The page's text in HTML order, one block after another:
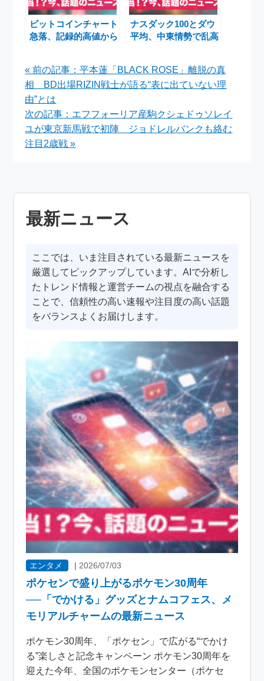
ビットコインチャート
急落、記録的高値から
ナスダック100とダウ
平均、中東情勢で乱高
« 前の記事：平本蓮「BLACK ROSE」離脱の真
相 BD出場RIZIN戦士が語る“表に出ていない理
由”とは
次の記事：エフフォーリア産駒クシェドゥソレイ
ユが東京新馬戦で初陣 ジョドレルバンクも絡む
注目2歳戦 »
最新ニュース
ここでは、いま注目されている最新ニュースを
厳選してピックアップしています。AIで分析し
たトレンド情報と運営チームの視点を融合する
ことで、信頼性の高い速報や注目度の高い話題
をバランスよくお届けします。
エンタメ | 2026/07/03
ポケセンで盛り上がるポケモン30周年
──「でかける」グッズとナムコフェス、メ
モリアルチャームの最新ニュース
ポケモン30周年、「ポケセン」で広がる“でかけ
る”楽しさと記念キャンペーン ポケモン30周年を
迎えた今年、全国のポケモンセンター（ポケセ